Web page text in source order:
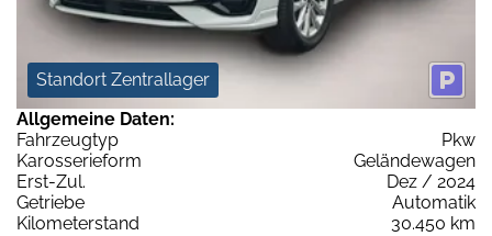
Standort Zentrallager
Allgemeine Daten:
Fahrzeugtyp
Pkw
Karosserieform
Geländewagen
Erst-Zul.
Dez / 2024
Getriebe
Automatik
Kilometerstand
30.450 km